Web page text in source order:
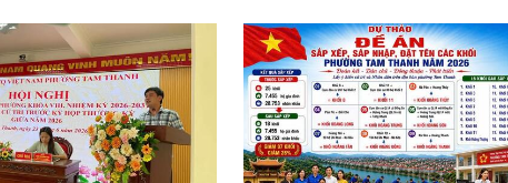
NAM PHƯỜNG TAM